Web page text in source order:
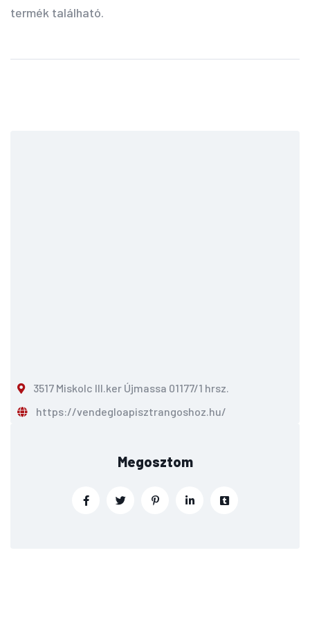
termék található.
3517 Miskolc III.ker Újmassa 01177/1 hrsz.
https://vendegloapisztrangoshoz.hu/
Megosztom